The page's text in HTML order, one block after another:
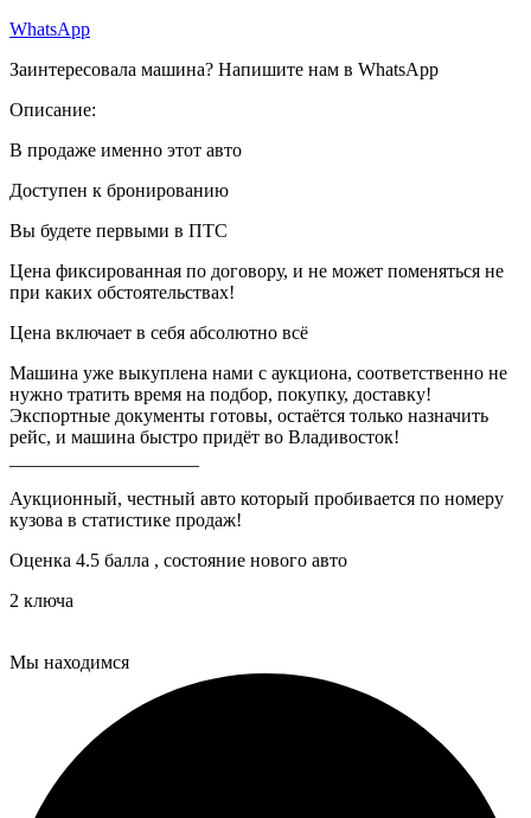
WhatsApp
Заинтересовала машина? Напишите нам в WhatsApp
Описание:
В продаже именно этот авто
Доступен к бронированию
Вы будете первыми в ПТС
Цена фиксированная по договору, и не может поменяться не
при каких обстоятельствах!
Цена включает в себя абсолютно всё
Машина уже выкуплена нами с аукциона, соответственно не
нужно тратить время на подбор, покупку, доставку!
Экспортные документы готовы, остаётся только назначить
рейс, и машина быстро придёт во Владивосток!
Аукционный, честный авто который пробивается по номеру
кузова в статистике продаж!
Оценка 4.5 балла , состояние нового авто
2 ключа
Мы находимся